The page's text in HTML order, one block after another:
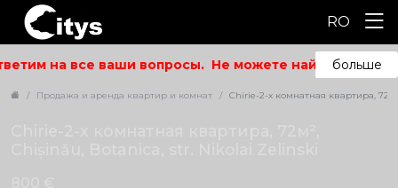
RO
на все ваши вопросы. Не можете найти то, что
больше
Продажа и аренда квартир и комнат Chirie-2-х комнатная квартира,